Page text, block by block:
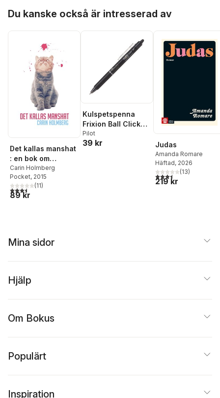
Du kanske också är intresserad av
Det kallas manshat
: en bok om
feminism
Carin Holmberg
Pocket, 2015
3,5utav 5 stjärnor. Totalt antal röster:
(11)
89 kr
Kulspetspenna
Frixion Ball Clicker
0.7 svart, raderbar
Pilot
39 kr Judas
Amanda Romare
Häftad, 2026
3,5utav 5 stjärnor.
(13)
219 kr
Mina sidor
Hjälp
Om Bokus
Populärt
Inspiration